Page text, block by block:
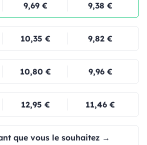
9,69 € 9,38 €
10,35 € 9,82 €
10,80 € 9,96 €
12,95 € 11,46 €
que vous le souhaitez →